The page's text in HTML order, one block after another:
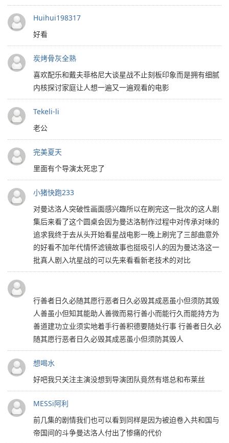
Huihui198317
好看
炭烤骨灰全熟
喜欢配乐和戴夫菲格尼大谈星战不止刻板印象而是拥有细腻
内核探讨家庭让人想一遍又一遍观看的电影
Tekeli-li
老公
完美夏天
里面有个导演太死忠了
小猪快跑233
对曼达洛人突破性画面感兴趣所以在刷完这一批次的这人剧
集后来看了这个圆桌会因为曼达洛制作过程中对传承对味的
追求我终于去从头开始看星战电影一晚上刷完了三部曲意外
的好看不加年代情怀滤镜故事也挺吸引人的因为曼达洛这一
批真人剧入坑星战的可以先来看看新老技术的对比
行善者日久必随其愿行恶者日久必毁其成恶虽小但须防其毁
人善虽小但知其能助人善微而易行善小而能行久而能持方为
善道建功立业须实地着手行善积德要随处行事 行善者日久必
随其愿行恶者日久必毁其成恶虽小但须防其毁人
想喝水
好吧我只关注主演没想到导演团队竟然有塔总和布莱丝
MESSi阿利
前几集的剧情我们也可以看到同样是因为被迫卷入共和国与
帝国间的斗争曼达洛人付出了惨痛的代价